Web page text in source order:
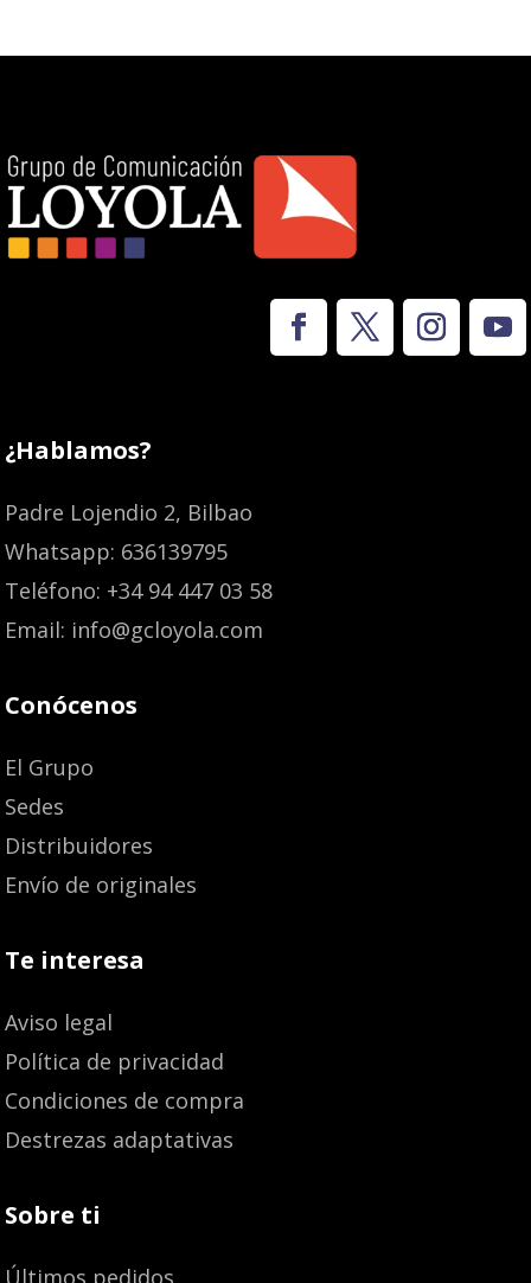
¿Hablamos?
Padre Lojendio 2, Bilbao
Whatsapp: 636139795
Teléfono: +34 94 447 03 58
Email: info@gcloyola.com
Conócenos
El Grupo
Sedes
Distribuidores
Envío de originales
Te interesa
Aviso legal
Política de privacidad
Condiciones de compra
Destrezas adaptativas
Sobre ti
Últimos pedidos